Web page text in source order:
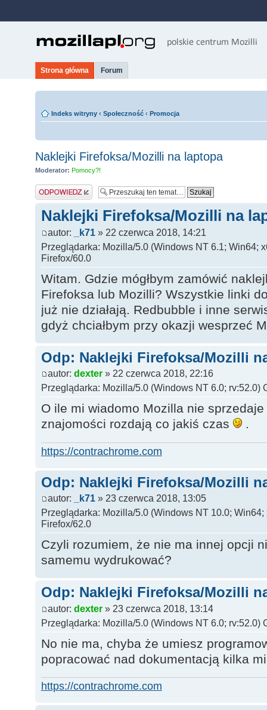
Strona główna Forum
Indeks witryny ‹ Społeczność ‹ Promocja
Naklejki Firefoksa/Mozilli na laptopa
Moderator: Pomocy?!
Odpowiedz
Naklejki Firefoksa/Mozilli na
autor: _k71» 22 czerwca 2018, 14:21
Przeglądarka: Mozilla/5.0 (Windows NT 6.1; Win64;
Firefox/60.0
Witam. Gdzie mógłbym zamówić
Firefoksa lub Mozilli? Wszystkie linki
już nie działają. Redbubble i inne
gdyż chciałbym przy okazji wesprzeć
Odp: Naklejki Firefoksa/Mozilli
autor: dexter» 22 czerwca 2018, 22:16
Przeglądarka: Mozilla/5.0 (Windows NT 6.0; rv:52.0)
O ile mi wiadomo Mozilla nie
znajomości rozdają co jakiś czas
.
https://contrachrome.com
Odp: Naklejki Firefoksa/Mozilli
autor: _k71» 23 czerwca 2018, 13:05
Przeglądarka: Mozilla/5.0 (Windows NT 10.0;
Firefox/62.0
Czyli rozumiem, że nie ma innej opcji
samemu wydrukować?
Odp: Naklejki Firefoksa/Mozilli
autor: dexter» 23 czerwca 2018, 13:14
Przeglądarka: Mozilla/5.0 (Windows NT 6.0; rv:52.0)
No nie ma, chyba że umiesz
popracować nad dokumentacją kilka
https://contrachrome.com